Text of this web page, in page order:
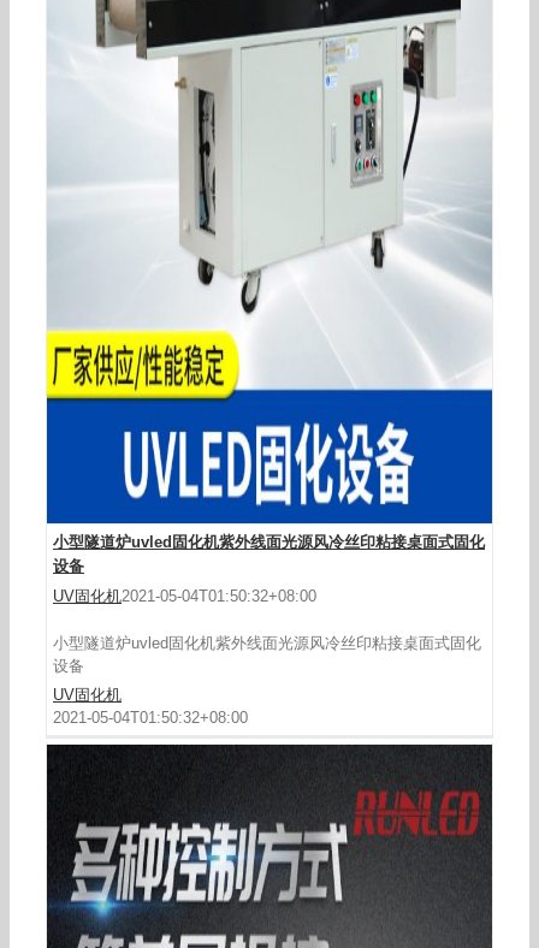
小型隧道炉uvled固化机紫外线面光源风冷丝印粘接桌面式固化
设备
UV固化机2021-05-04T01:50:32+08:00
小型隧道炉uvled固化机紫外线面光源风冷丝印粘接桌面式固化
设备
UV固化机
2021-05-04T01:50:32+08:00
厂家直销点光源uvled点光源控制器4通道紫外线固
化油墨胶漆光固机